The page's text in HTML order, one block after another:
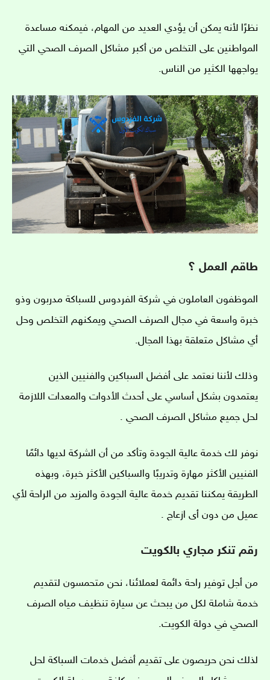
نظرًا لأنه يمكن أن يؤدي العديد من المهام، فيمكنه مساعدة
المواطنين على التخلص من أكبر مشاكل الصرف الصحي التي
يواجهها الكثير من الناس.
طاقم العمل ؟
الموظفون العاملون في شركة الفردوس للسباكة مدربون وذو
خبرة واسعة في مجال الصرف الصحي ويمكنهم التخلص وحل
أي مشاكل متعلقة بهذا المجال.
وذلك لأننا نعتمد على أفضل السباكين والفنيين الذين
يعتمدون بشكل أساسي على أحدث الأدوات والمعدات اللازمة
لحل جميع مشاكل الصرف الصحي .
نوفر لك خدمة عالية الجودة وتأكد من أن الشركة لديها دائمًا
الفنيين الأكثر مهارة وتدريبًا والسباكين الأكثر خبرة، وبهذه
الطريقة يمكننا تقديم خدمة عالية الجودة والمزيد من الراحة لأي
عميل من دون أى ازعاج .
رقم تنكر مجاري بالكويت
من أجل توفير راحة دائمة لعملائنا، نحن متحمسون لتقديم
خدمة شاملة لكل من يبحث عن سيارة تنظيف مياه الصرف
الصحي في دولة الكويت.
لذلك نحن حريصون على تقديم أفضل خدمات السباكة لحل